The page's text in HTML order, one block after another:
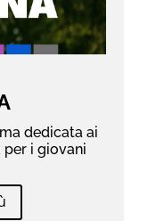
dedicata ai
i giovani